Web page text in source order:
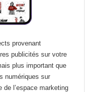
provenant
publicités sur votre
plus important que
numériques sur
de l’espace marketing